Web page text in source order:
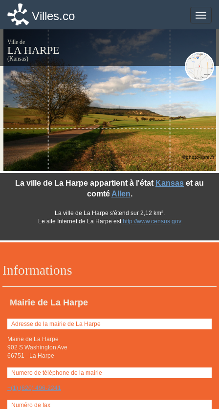
Toggle
Villes.co
Ville de
LA HARPE
(Kansas)
Informations
Mairie de La Harpe
Adresse de la mairie de La Harpe
Mairie de La Harpe
902 S Washington Ave
66751 - La Harpe
Numero de téléphone de la mairie
+(1) (620) 496-2241
Numéro de fax
La ville de La Harpe appartient à l'état Kansas et au
comté Allen.
La ville de La Harpe s'étend sur 2,12 km².
Le site Internet de La Harpe est http://www.census.gov
©photo-libre.fr
Toggle
Villes.co